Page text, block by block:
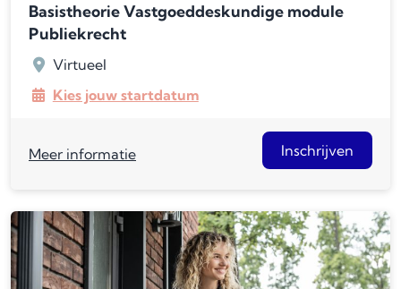
Basistheorie Vastgoeddeskundige module
Publiekrecht
Virtueel
Kies jouw startdatum
Meer informatie Inschrijven